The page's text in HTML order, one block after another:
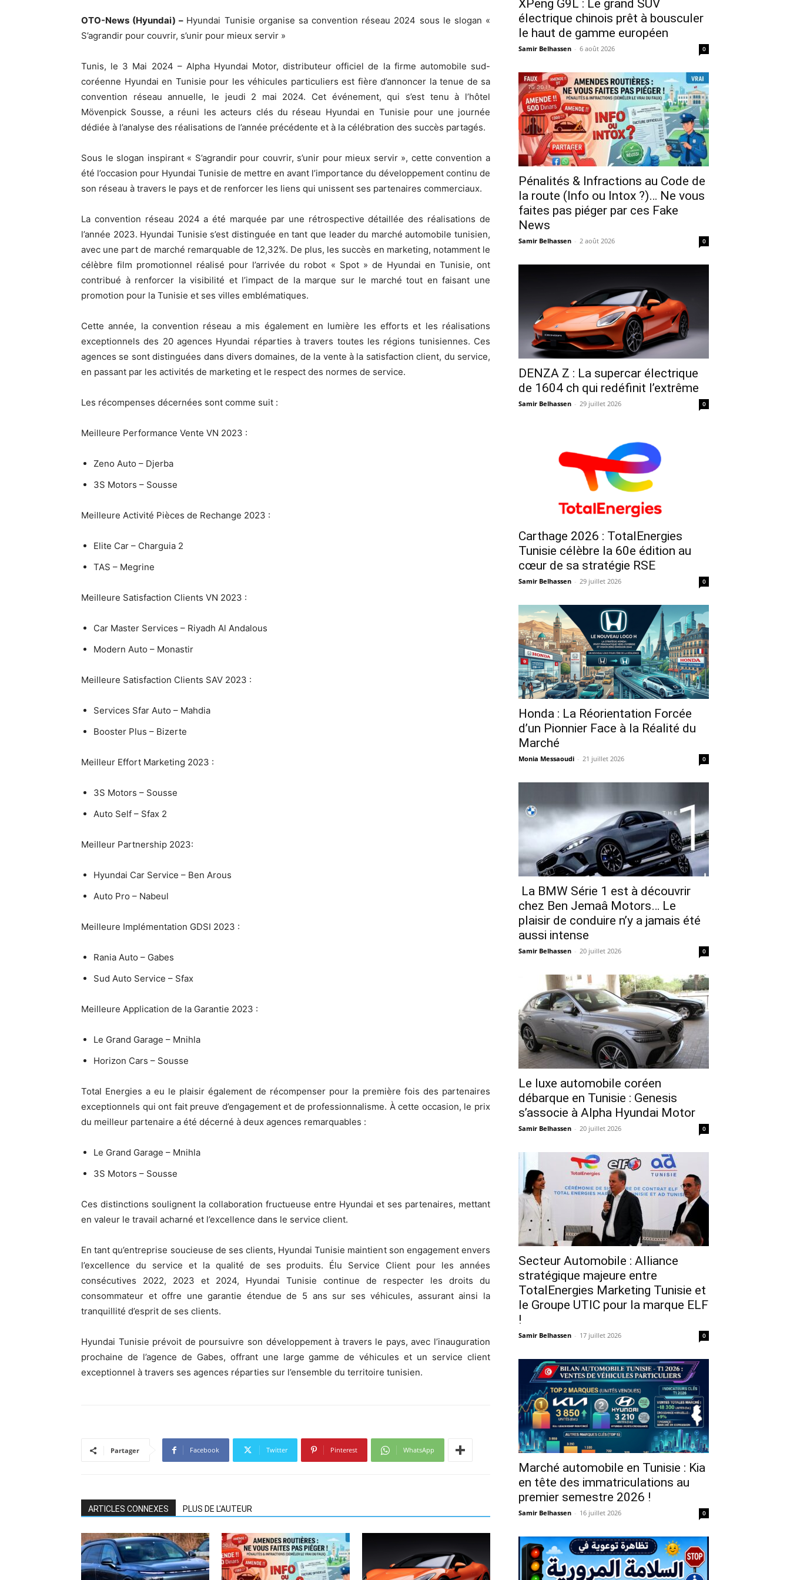
OTO-News (Hyundai) – Hyundai Tunisie organise sa convention réseau 2024 sous le slogan «
S’agrandir pour couvrir, s’unir pour mieux servir »
Tunis, le 3 Mai 2024 – Alpha Hyundai Motor, distributeur officiel de la firme automobile sud-
coréenne Hyundai en Tunisie pour les véhicules particuliers est fière d’annoncer la tenue de sa
convention réseau annuelle, le jeudi 2 mai 2024. Cet événement, qui s’est tenu à l’hôtel
Mövenpick Sousse, a réuni les acteurs clés du réseau Hyundai en Tunisie pour une journée
dédiée à l’analyse des réalisations de l’année précédente et à la célébration des succès partagés.
Sous le slogan inspirant « S’agrandir pour couvrir, s’unir pour mieux servir », cette convention a
été l’occasion pour Hyundai Tunisie de mettre en avant l’importance du développement continu de
son réseau à travers le pays et de renforcer les liens qui unissent ses partenaires commerciaux.
La convention réseau 2024 a été marquée par une rétrospective détaillée des réalisations de
l’année 2023. Hyundai Tunisie s’est distinguée en tant que leader du marché automobile tunisien,
avec une part de marché remarquable de 12,32%. De plus, les succès en marketing, notamment le
célèbre film promotionnel réalisé pour l’arrivée du robot « Spot » de Hyundai en Tunisie, ont
contribué à renforcer la visibilité et l’impact de la marque sur le marché tout en faisant une
promotion pour la Tunisie et ses villes emblématiques.
Cette année, la convention réseau a mis également en lumière les efforts et les réalisations
exceptionnels des 20 agences Hyundai réparties à travers toutes les régions tunisiennes. Ces
agences se sont distinguées dans divers domaines, de la vente à la satisfaction client, du service,
en passant par les activités de marketing et le respect des normes de service.
Les récompenses décernées sont comme suit :
Meilleure Performance Vente VN 2023 :
Zeno Auto – Djerba
3S Motors – Sousse
Meilleure Activité Pièces de Rechange 2023 :
Elite Car – Charguia 2
TAS – Megrine
Meilleure Satisfaction Clients VN 2023 :
Car Master Services – Riyadh Al Andalous
Modern Auto – Monastir
Meilleure Satisfaction Clients SAV 2023 :
Services Sfar Auto – Mahdia
Booster Plus – Bizerte
Meilleur Effort Marketing 2023 :
3S Motors – Sousse
Auto Self – Sfax 2
Meilleur Partnership 2023:
Hyundai Car Service – Ben Arous
Auto Pro – Nabeul
Meilleure Implémentation GDSI 2023 :
Rania Auto – Gabes
Sud Auto Service – Sfax
Meilleure Application de la Garantie 2023 :
Le Grand Garage – Mnihla
Horizon Cars – Sousse
Total Energies a eu le plaisir également de récompenser pour la première fois des partenaires
exceptionnels qui ont fait preuve d’engagement et de professionnalisme. À cette occasion, le prix
du meilleur partenaire a été décerné à deux agences remarquables :
Le Grand Garage – Mnihla
3S Motors – Sousse
Ces distinctions soulignent la collaboration fructueuse entre Hyundai et ses partenaires, mettant
en valeur le travail acharné et l’excellence dans le service client.
En tant qu’entreprise soucieuse de ses clients, Hyundai Tunisie maintient son engagement envers
l’excellence du service et la qualité de ses produits. Élu Service Client pour les années
consécutives 2022, 2023 et 2024, Hyundai Tunisie continue de respecter les droits du
consommateur et offre une garantie étendue de 5 ans sur ses véhicules, assurant ainsi la
tranquillité d’esprit de ses clients.
Hyundai Tunisie prévoit de poursuivre son développement à travers le pays, avec l’inauguration
prochaine de l’agence de Gabes, offrant une large gamme de véhicules et un service client
exceptionnel à travers ses agences réparties sur l’ensemble du territoire tunisien.
Partager Facebook Twitter Pinterest WhatsApp
ARTICLES CONNEXES PLUS DE L'AUTEUR
XPeng G9L : Le grand SUV
électrique chinois prêt à bousculer
le haut de gamme européen
Samir Belhassen - 6 août 2026 0
Pénalités & Infractions au Code de
la route (Info ou Intox ?)… Ne vous
faites pas piéger par ces Fake
News
Samir Belhassen - 2 août 2026 0
DENZA Z : La supercar électrique
de 1604 ch qui redéfinit l’extrême
Samir Belhassen - 29 juillet 2026 0
Carthage 2026 : TotalEnergies
Tunisie célèbre la 60e édition au
cœur de sa stratégie RSE
Samir Belhassen - 29 juillet 2026 0
Honda : La Réorientation Forcée
d’un Pionnier Face à la Réalité du
Marché
Monia Messaoudi - 21 juillet 2026 0
La BMW Série 1 est à découvrir
chez Ben Jemaâ Motors… Le
plaisir de conduire n’y a jamais été
aussi intense
Samir Belhassen - 20 juillet 2026 0
Le luxe automobile coréen
débarque en Tunisie : Genesis
s’associe à Alpha Hyundai Motor
Samir Belhassen - 20 juillet 2026 0
Secteur Automobile : Alliance
stratégique majeure entre
TotalEnergies Marketing Tunisie et
le Groupe UTIC pour la marque ELF
!
Samir Belhassen - 17 juillet 2026 0
Marché automobile en Tunisie : Kia
en tête des immatriculations au
premier semestre 2026 !
Samir Belhassen - 16 juillet 2026 0